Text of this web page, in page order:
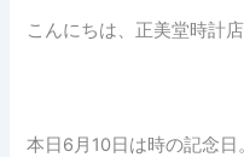
こんにちは、正美堂時計
本日6月10日は時の記念日